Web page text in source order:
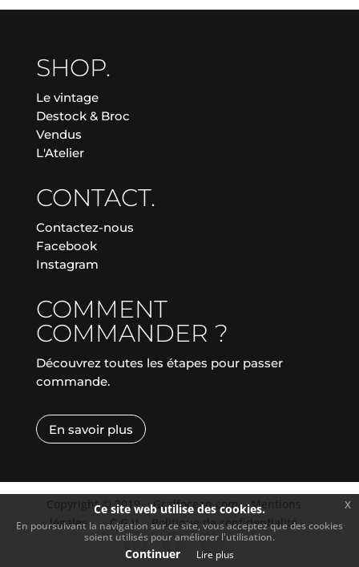
SHOP.
Le vintage
Destock & Broc
Vendus
L'Atelier
CONTACT.
Contactez-nous
Facebook
Instagram
COMMENT
COMMANDER ?
Découvrez toutes les étapes pour passer
commande.
En savoir plus
Copyright © 2019| Graffocean.com | Mentions
légales | | C.G.V. |Politique de confidentialité
Ce site web utilise des cookies.
En poursuivant la navigation sur ce site, vous acceptez que des cookies
soient utilisés pour améliorer l'utilisation.
Continuer Lire plus
x